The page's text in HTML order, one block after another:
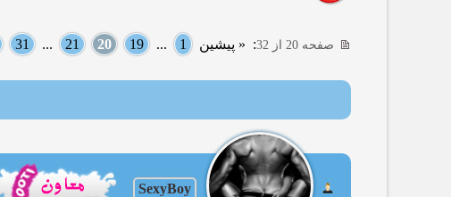
صفحه 20 از 32 : « پیشین 1
...
19
20
21
...
31
SexyBoy